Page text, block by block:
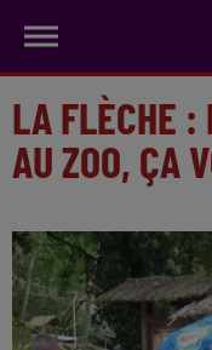
LA FLÈCHE :
AU ZOO, ÇA